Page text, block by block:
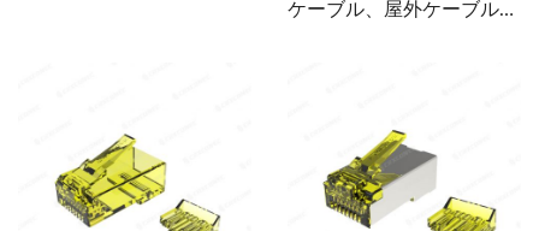
ケーブル、屋外ケーブル、
などの太いケーブルで終端
するように設計されていま
す。6AまたはCat.7イーサ